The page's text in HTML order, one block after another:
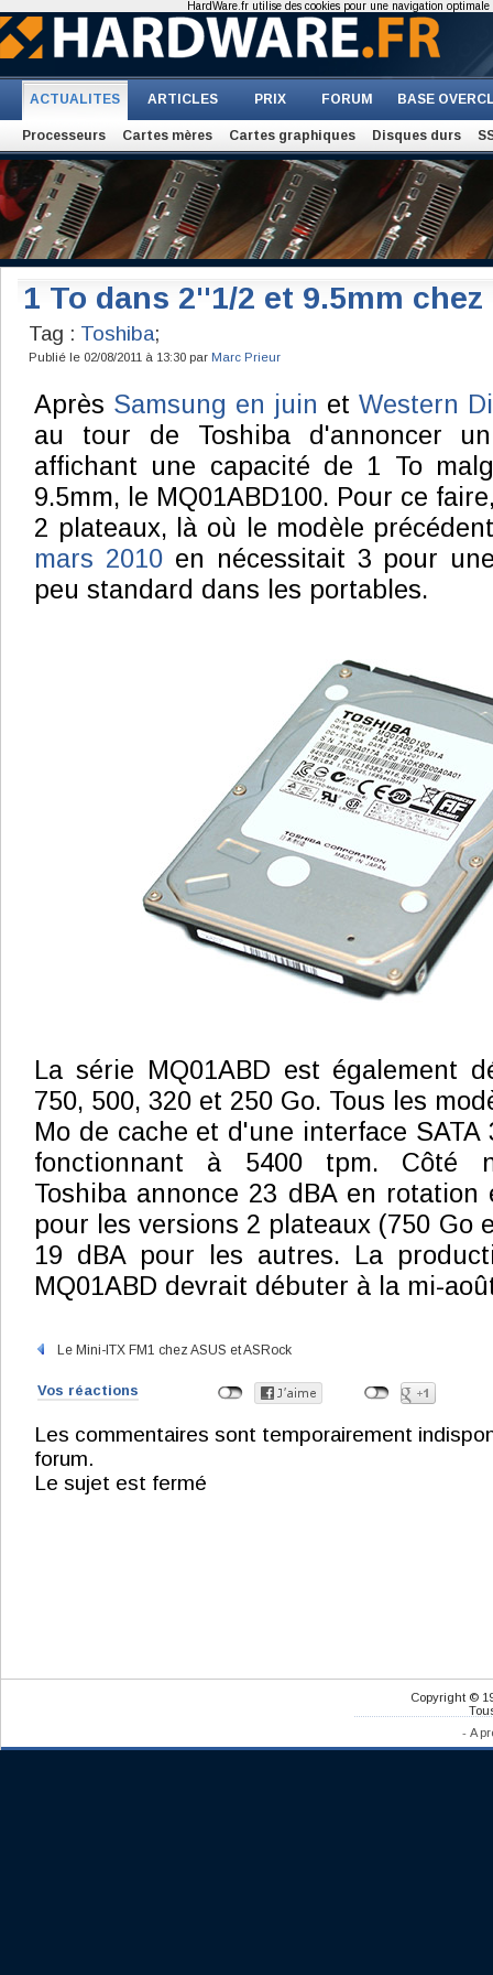
ACTUALITES ARTICLES PRIX FORUM BASE
Processeurs Cartes mères Cartes graphiques Disques durs
1 To dans 2''1/2 et 9.5mm
Tag : Toshiba;
Publié le 02/08/2011 à 13:30 par Marc Prieur
Après Samsung en juin et Western
au tour de Toshiba d'annoncer
affichant une capacité de 1 To
9.5mm, le MQ01ABD100. Pour ce
2 plateaux, là où le modèle
mars 2010en nécessitait 3 pour
peu standard dans les portables.
La série MQ01ABD est également
750, 500, 320 et 250 Go. Tous les
Mo de cache et d'une interface SATA
fonctionnant à 5400 tpm. Côté
Toshiba annonce 23 dBA en rotation
pour les versions 2 plateaux (750 Go
19 dBA pour les autres. La
MQ01ABD devrait débuter à la mi-
Le Mini-ITX FM1 chez ASUS et ASRock
Vos réactions
Les commentaires sont temporairement
forum.
Le sujet est fermé
Copyright ©
- A
HardWare.fr utilise des cookies pour une navigation